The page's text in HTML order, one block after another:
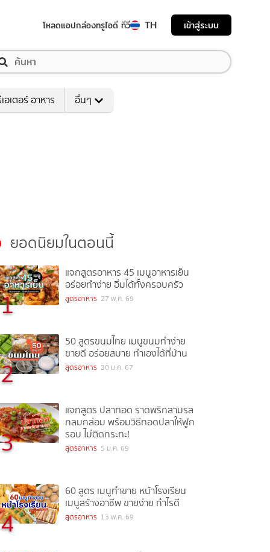
โหลดแอปกล่องทรูไอดี ทีวี TH เข้าสู่ระบบ
อเตอร์ อาหาร อื่นๆ
ยอดนิยมในตอนนี้
1
แจกสูตรอาหาร 45 เมนูอาหารเย็น
อร่อยทำง่าย อิ่มได้ทั้งครอบครัว
สูตรอาหาร 27 พ.ค. 69
2
50 สูตรขนมไทย เมนูขนมทำง่าย
ขายดี อร่อยสบาย ทำเองได้ที่บ้าน
สูตรอาหาร 30 ม.ค. 67
3
แจกสูตร ปลาทอด ราดพริกสามรส
กลมกล่อม พร้อมวิธีทอดปลาให้ฟูก
รอบ ไม่ติดกระทะ!
สูตรอาหาร 5 ม.ค. 69
4
60 สูตร เมนูทำขาย หน้าโรงเรียน
เมนูสร้างอาชีพ ขายง่าย กำไรดี
สูตรอาหาร 13 พ.ค. 69